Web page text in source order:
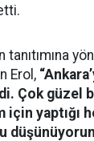
tanıtımına
Erol,
Çok güzel
için yaptığı